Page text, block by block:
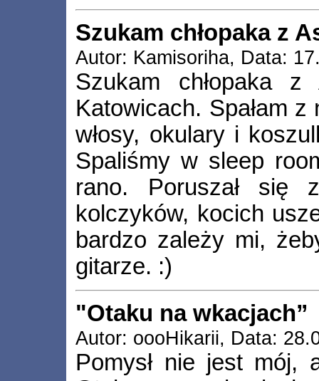
Szukam chłopaka z
Autor: Kamisoriha, Data:
Szukam chłopaka
Katowicach. Spałam
włosy, okulary i
Spaliśmy w sleep
rano. Poruszał się
kolczyków, kocich
bardzo zależy mi,
gitarze. :)
"Otaku na wkacjach”
Autor: oooHikarii, Data:
Pomysł nie jest mój,